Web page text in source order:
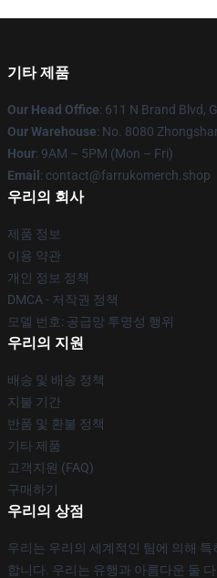
기타 제품
Our Head Office: 611 N Brand Blvd,
Our Warehouse: No. 8080
Hour: 9AM – 5PM (Mon – Fri)
Email : contact@farrukomerch.shop
우리의 회사
제품 정보
이용 약관
개인 정보 정책
DMCA - 저작권 정책
모델 번호: 공급망 투명성 행위
우리의 지원
배송 및 배송 정책
지불 기간
반품 및 환불 정책
기타 제품
고객지원 (FAQ)
구매하기
우리의 상점
우리는 우리의 세계적인 팀에 의해
합니다. 우리는 유행과 아름다운 둘